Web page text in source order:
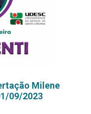
Milene
09/2023